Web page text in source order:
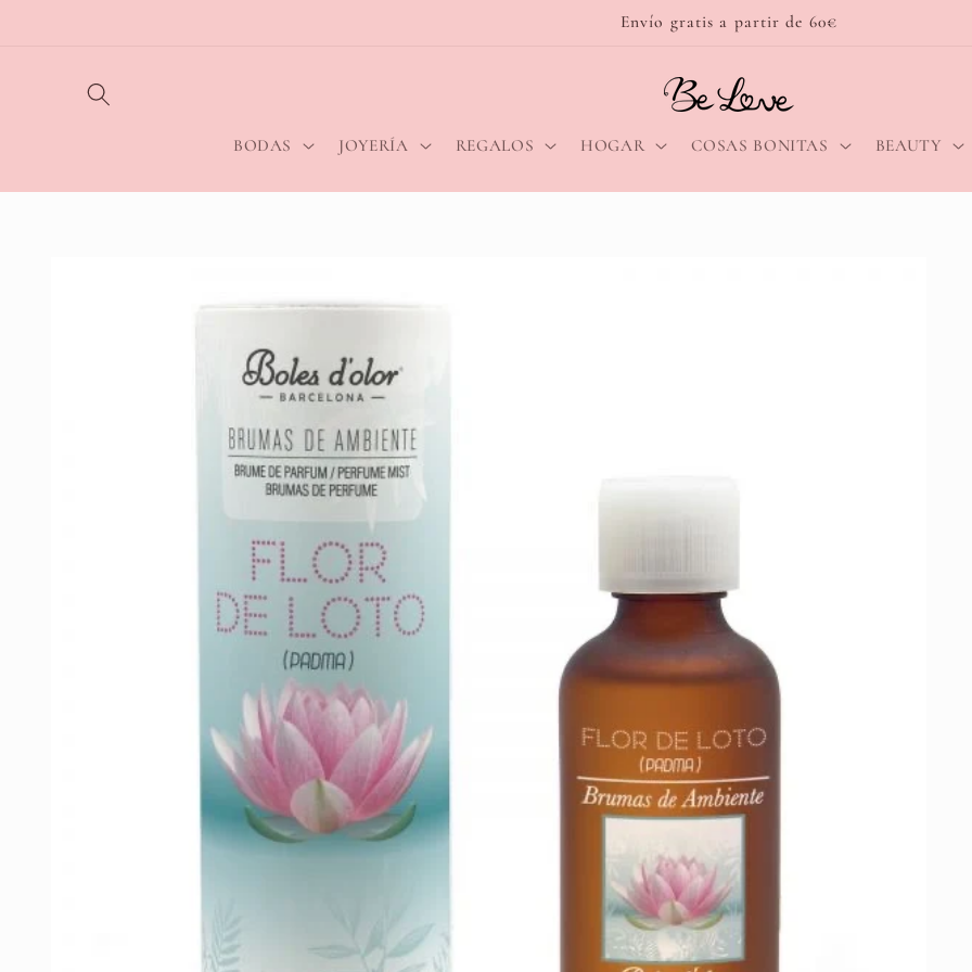
Envío gratis a partir de 60€
BODAS JOYERÍA REGALOS HOGAR COSAS BONITAS BEAUTY